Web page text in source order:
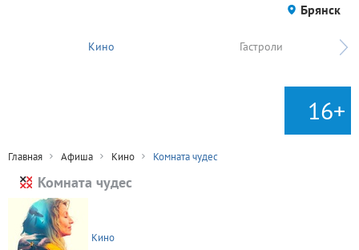
Брянск
Кино Гастроли
16+
Главная Афиша Кино Комната чудес
Комната чудес
Кино